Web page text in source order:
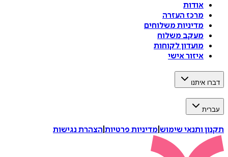
אודות
מרכז העזרה
מדיניות משלוחים
מעקב משלוח
מועדון לקוחות
איזור אישי
דברו איתנו
עברית
תקנון ותנאי שימוש מדיניות פרטיות הצהרת נגישות